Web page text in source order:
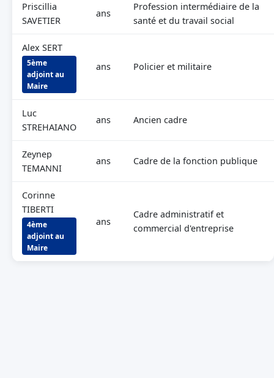
Priscillia
SAVETIER
ans
Profession intermédiaire de la
santé et du travail social
Alex SERT
5ème
adjoint au
Maire
ans Policier et militaire
Luc
STREHAIANO
ans Ancien cadre
Zeynep
TEMANNI
ans Cadre de la fonction publique
Corinne
TIBERTI
4ème
adjoint au
Maire
ans
Cadre administratif et
commercial d'entreprise